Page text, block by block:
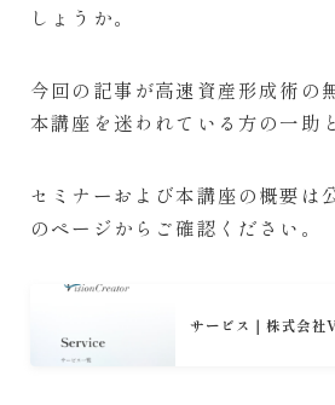
しょうか。
今回の記事が高速資産形成術の
本講座を迷われている方の一助
セミナーおよび本講座の概要は
のページからご確認ください。
サービス｜株式会